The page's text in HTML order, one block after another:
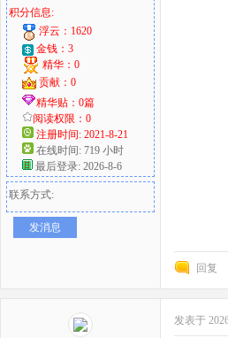
积分信息:
浮云：1620
金钱：3
精华：0
贡献：0
精华贴：0篇
阅读权限：0
注册时间: 2021-8-21
在线时间: 719 小时
最后登录: 2026-8-6
联系方式:
发消息
回复
发表于